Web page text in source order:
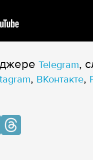
Telegram,
, ВКонтакте,